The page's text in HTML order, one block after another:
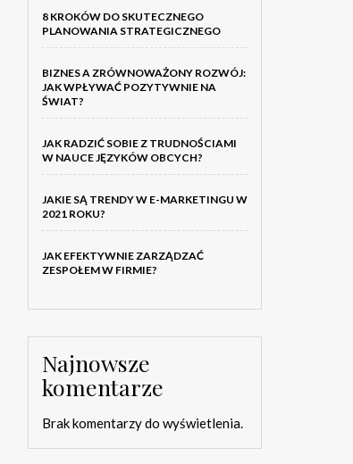
8 KROKÓW DO SKUTECZNEGO
PLANOWANIA STRATEGICZNEGO
BIZNES A ZRÓWNOWAŻONY ROZWÓJ:
JAK WPŁYWAĆ POZYTYWNIE NA
ŚWIAT?
JAK RADZIĆ SOBIE Z TRUDNOŚCIAMI
W NAUCE JĘZYKÓW OBCYCH?
JAKIE SĄ TRENDY W E-MARKETINGU W
2021 ROKU?
JAK EFEKTYWNIE ZARZĄDZAĆ
ZESPOŁEM W FIRMIE?
Najnowsze
komentarze
Brak komentarzy do wyświetlenia.